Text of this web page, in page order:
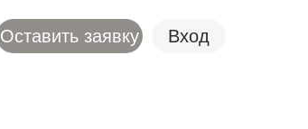
Вход
Оставить заявку